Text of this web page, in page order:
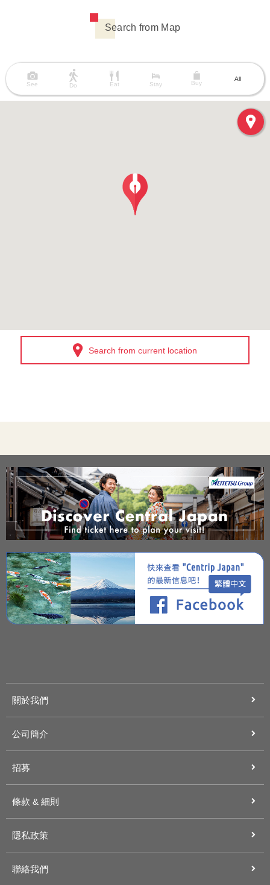
Search from Map
See Do Eat Stay Buy
All
Search from current location
關於我們
公司簡介
招募
條款 & 細則
隱私政策
聯絡我們